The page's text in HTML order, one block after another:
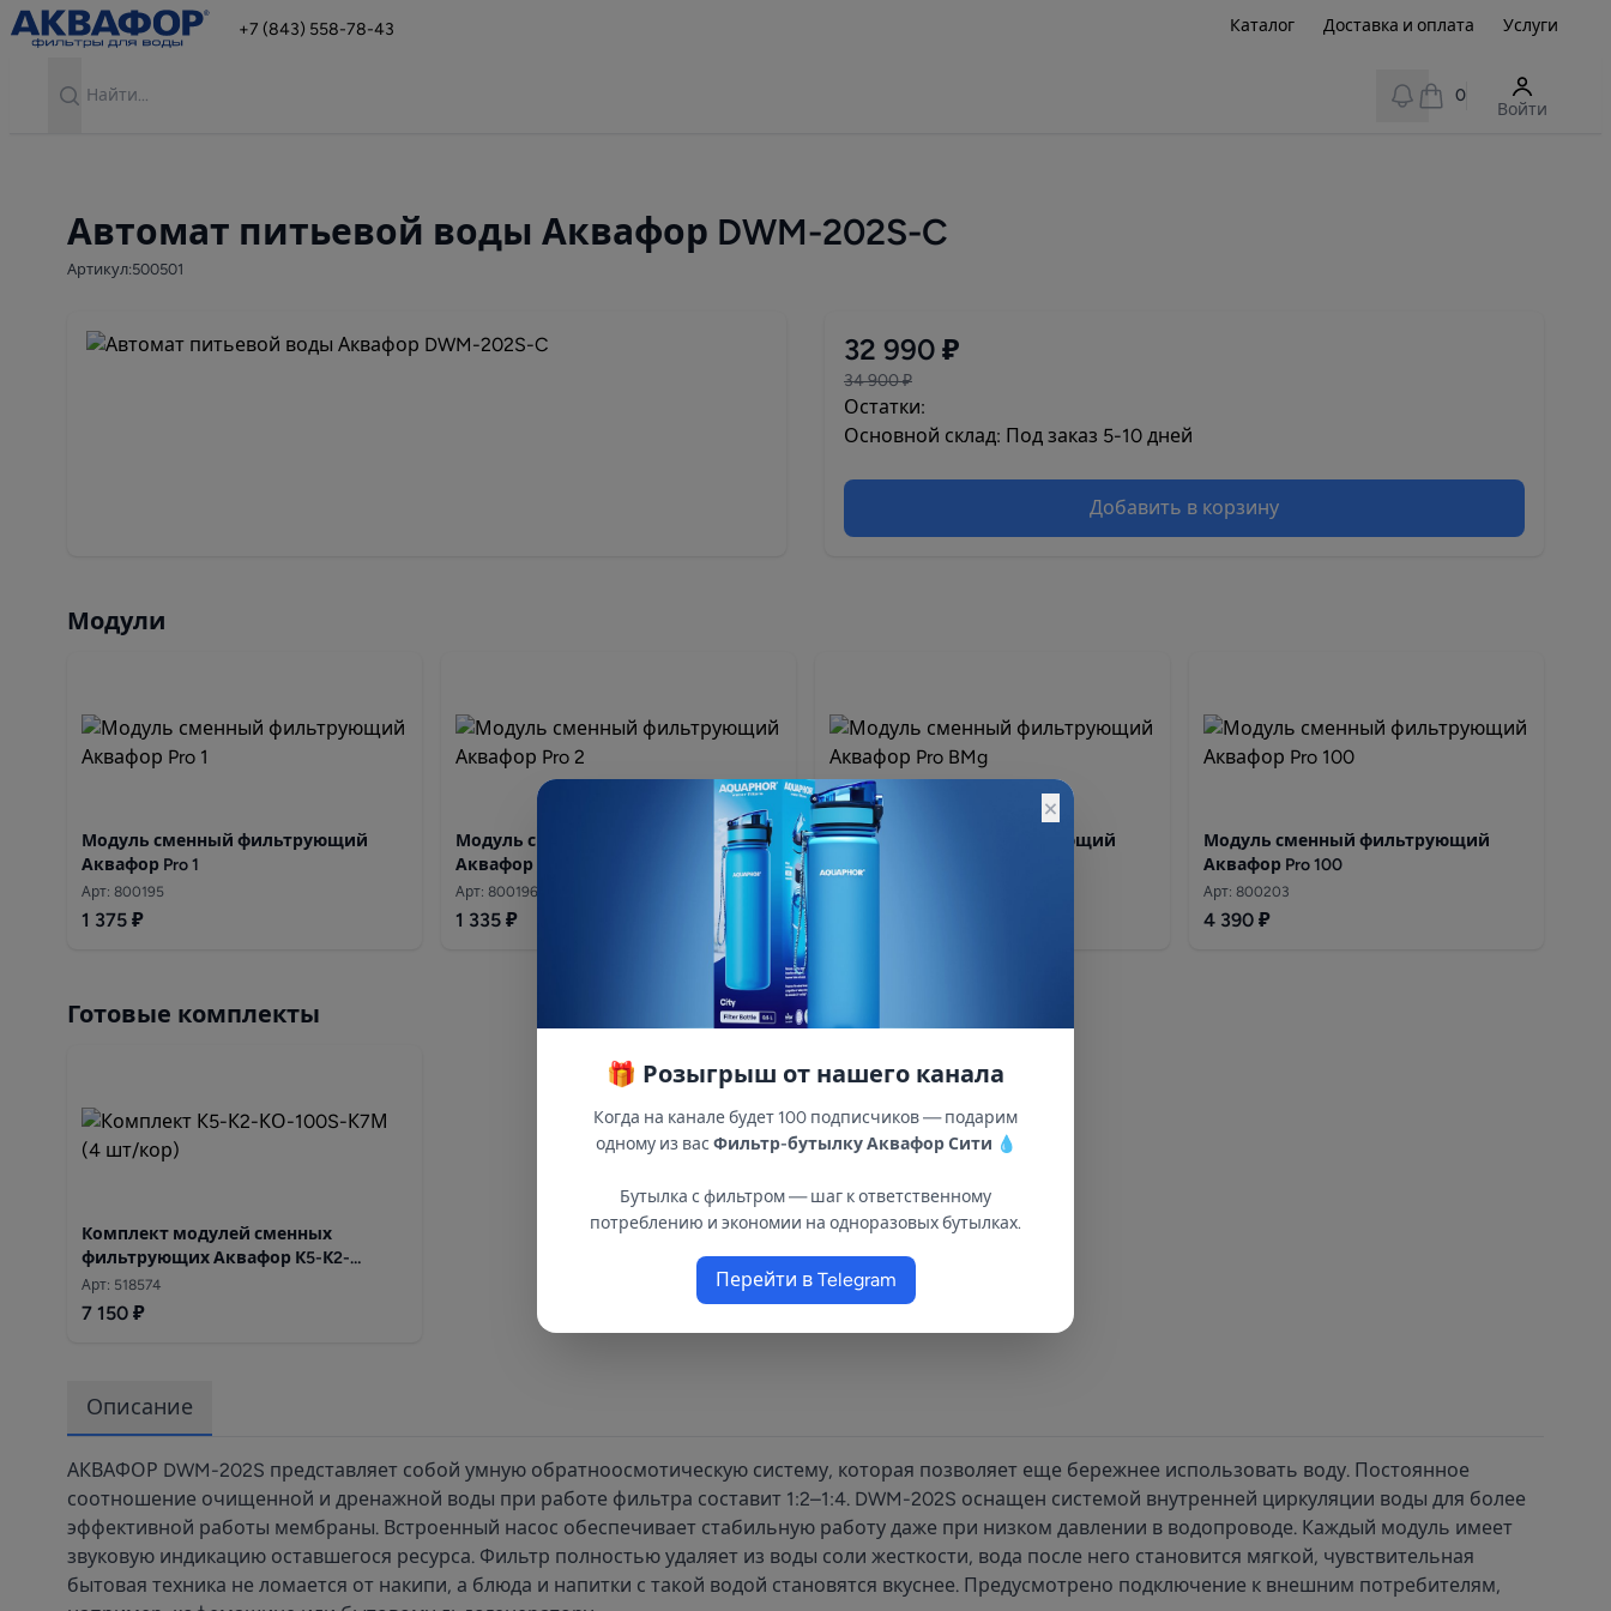
+7 (843) 558-78-43 Каталог Доставка и оплата Услуги
View notifications
0
Войти
Автомат питьевой воды Аквафор DWM-202S-C
Артикул:500501
32 990 ₽
34 900 ₽
Остатки:
Основной склад: Под заказ 5-10 дней
Добавить в корзину
Модули
Модуль сменный фильтрующий
Аквафор Pro 1
Арт: 800195
1 375 ₽
Модуль сменный фильтрующий
Аквафор Pro 2
Арт: 800196
1 335 ₽
Модуль сменный фильтрующий
Аквафор Pro BMg
Модуль сменный фильтрующий
Аквафор Pro 100
Арт: 800203
4 390 ₽
Готовые комплекты
Комплект модулей сменных
фильтрующих Аквафор К5-К2-
КО-100S-К7М
Арт: 518574
7 150 ₽
Описание
АКВАФОР DWM-202S представляет собой умную обратноосмотическую систему, которая позволяет еще бережнее использовать воду. Постоянное
соотношение очищенной и дренажной воды при работе фильтра составит 1:2–1:4. DWM-202S оснащен системой внутренней циркуляции воды для более
эффективной работы мембраны. Встроенный насос обеспечивает стабильную работу даже при низком давлении в водопроводе. Каждый модуль имеет
звуковую индикацию оставшегося ресурса. Фильтр полностью удаляет из воды соли жесткости, вода после него становится мягкой, чувствительная
бытовая техника не ломается от накипи, а блюда и напитки с такой водой становятся вкуснее. Предусмотрено подключение к внешним потребителям,
×
🎁 Розыгрыш от нашего канала
Когда на канале будет 100 подписчиков — подарим
одному из вас Фильтр-бутылку Аквафор Сити 💧
Бутылка с фильтром — шаг к ответственному
потреблению и экономии на одноразовых бутылках.
Перейти в Telegram